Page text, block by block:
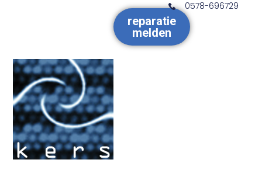
reparatie
melden
0578-696729